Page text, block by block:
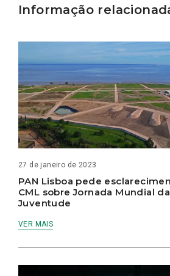
Informação
27 de janeiro de 2023
PAN Lisboa pede
CML sobre Jornada Mundial da
Juventude
VER MAIS